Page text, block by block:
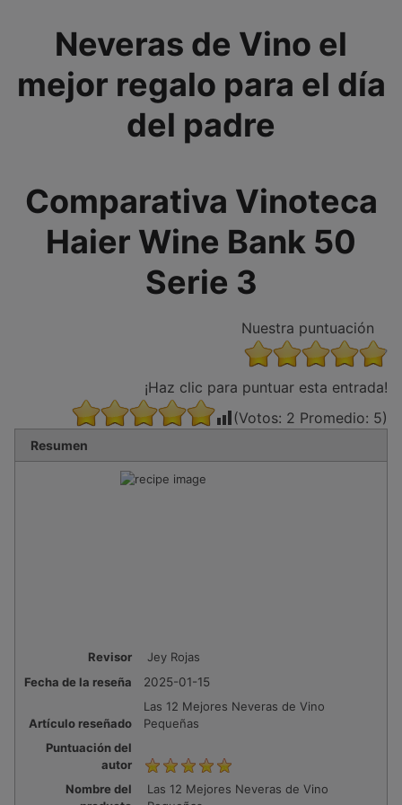
Neveras de Vino el
mejor regalo para el día
del padre
Comparativa Vinoteca
Haier Wine Bank 50
Serie 3
Nuestra puntuación
¡Haz clic para puntuar esta entrada!
(Votos: 2 Promedio: 5)
Resumen
Revisor
Jey Rojas
Fecha de la reseña
2025-01-15
Artículo reseñado
Las 12 Mejores Neveras de Vino
Pequeñas
Puntuación del
autor
Nombre del
Las 12 Mejores Neveras de Vino